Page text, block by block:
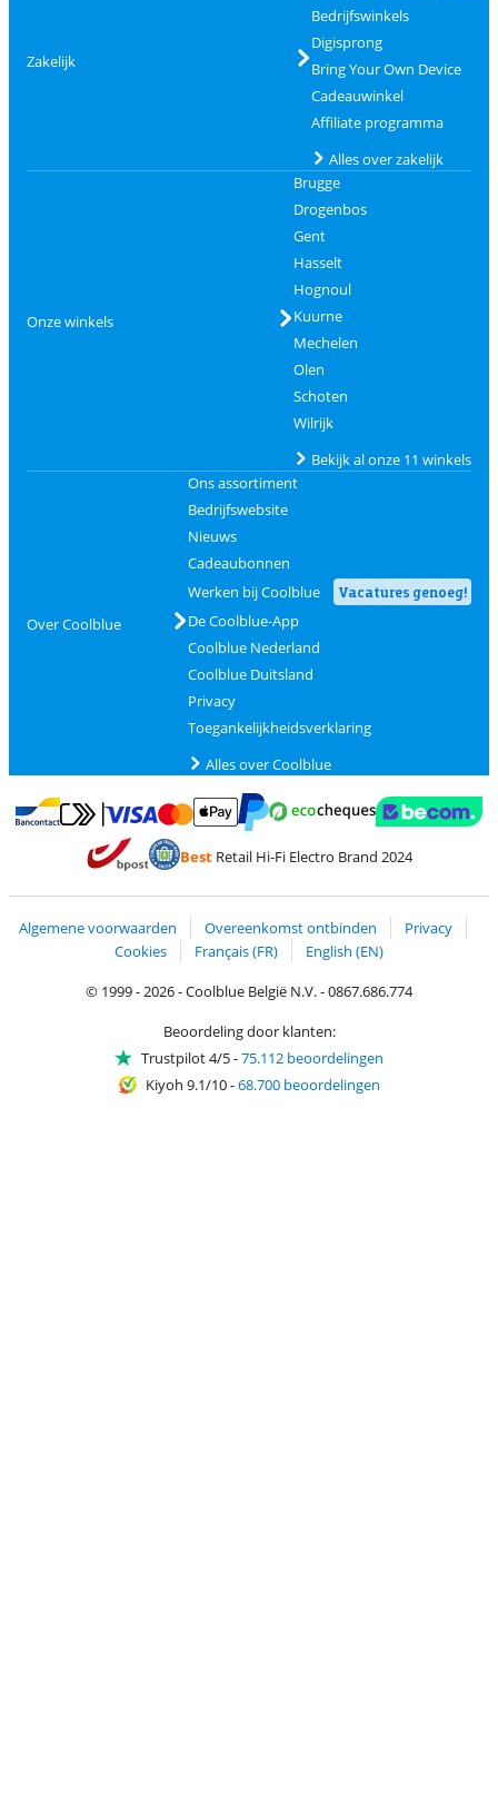
Zakelijk
Bedrijfswinkels
Digisprong
Bring Your Own Device
Cadeauwinkel
Affiliate programma
Alles over zakelijk
Onze winkels
Brugge
Drogenbos
Gent
Hasselt
Hognoul
Kuurne
Mechelen
Olen
Schoten
Wilrijk
Bekijk al onze 11 winkels
Over Coolblue
Ons assortiment
Bedrijfswebsite
Nieuws
Cadeaubonnen
Werken bij Coolblue
Vacatures genoeg!
De Coolblue-App
Coolblue Nederland
Coolblue Duitsland
Privacy
Toegankelijkheidsverklaring
Alles over Coolblue
Betalen met Bancontact
Betalen met MasterCard en Visa via ClickToPay
Betalen met PayPal
BestRetail Hi-Fi Electro Brand 2024
Algemene voorwaarden Overeenkomst ontbinden
Privacy
Cookies
Français (FR)
English (EN)
© 1999 - 2026 - Coolblue België N.V. - 0867.686.774
Beoordeling door klanten:
Trustpilot 4/5-75.112 beoordelingen
Kiyoh 9.1/10-68.700 beoordelingen